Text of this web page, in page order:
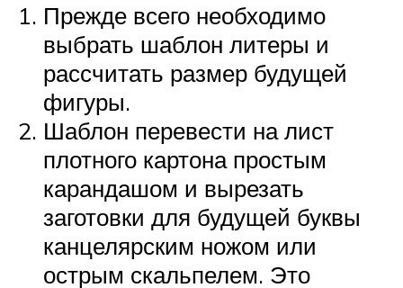
Прежде всего необходимо
выбрать шаблон литеры и
рассчитать размер будущей
фигуры.
Шаблон перевести на лист
плотного картона простым
карандашом и вырезать
заготовки для будущей буквы
канцелярским ножом или
острым скальпелем. Это